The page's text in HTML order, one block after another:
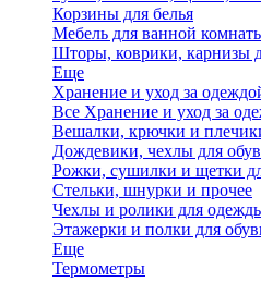
Корзины для белья
Мебель для ванной
Шторы, коврики, карнизы
Еще
Хранение и уход за
Все Хранение и уход за
Вешалки, крючки и
Дождевики, чехлы для
Рожки, сушилки и щетки
Стельки, шнурки и прочее
Чехлы и ролики для
Этажерки и полки для
Еще
Термометры